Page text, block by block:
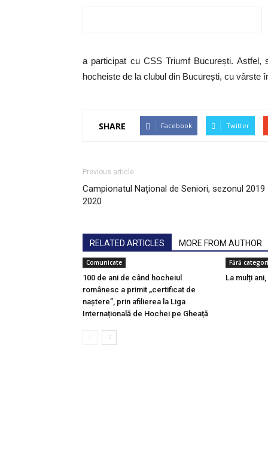
a participat cu CSS Triumf București. Astfel,
hocheiste de la clubul din București, cu vârste
SHARE Facebook Twitter
Previous article
Campionatul Național de Seniori, sezonul 2019
2020
RELATED ARTICLES MORE FROM AUTHOR
Comunicate
100 de ani de când hocheiul
românesc a primit „certificat de
naștere”, prin afilierea la Liga
Internațională de Hochei pe Gheață
Fără
La mulți